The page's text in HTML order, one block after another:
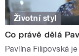
Životní styl
Co právě dělá
Pavlína Filipovská